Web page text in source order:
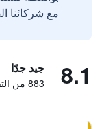
مع شركائنا
8.1 جيد جدًا
883 من التقييمات تم التحقق منها